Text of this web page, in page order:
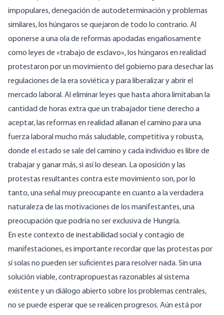
impopulares, denegación de autodeterminación y problemas
similares, los húngaros se quejaron de todo lo contrario. Al
oponerse a una ola de reformas apodadas engañosamente
como leyes de «trabajo de esclavo», los húngaros en realidad
protestaron por un movimiento del gobierno para desechar las
regulaciones de la era soviética y para liberalizar y abrir el
mercado laboral. Al eliminar leyes que hasta ahora limitaban la
cantidad de horas extra que un trabajador tiene derecho a
aceptar, las reformas en realidad allanan el camino para una
fuerza laboral mucho más saludable, competitiva y robusta,
donde el estado se sale del camino y cada individuo es libre de
trabajar y ganar más, si así lo desean. La oposición y las
protestas resultantes contra este movimiento son, por lo
tanto, una señal muy preocupante en cuanto a la verdadera
naturaleza de las motivaciones de los manifestantes, una
preocupación que podría no ser exclusiva de Hungría.
En este contexto de inestabilidad social y contagio de
manifestaciones, es importante recordar que las protestas por
sí solas no pueden ser suficientes para resolver nada. Sin una
solución viable, contrapropuestas razonables al sistema
existente y un diálogo abierto sobre los problemas centrales,
no se puede esperar que se realicen progresos. Aún está por